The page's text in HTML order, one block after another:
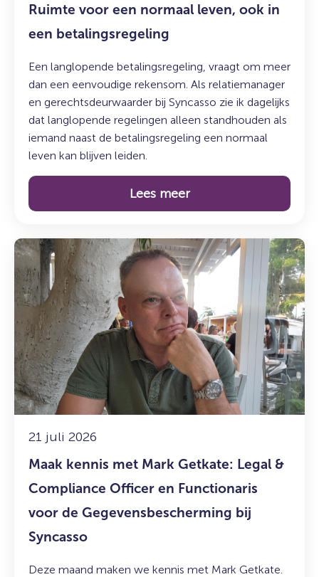
Ruimte voor een normaal leven, ook in
een betalingsregeling
Een langlopende betalingsregeling, vraagt om meer
dan een eenvoudige rekensom. Als relatiemanager
en gerechtsdeurwaarder bij Syncasso zie ik dagelijks
dat langlopende regelingen alleen standhouden als
iemand naast de betalingsregeling een normaal
leven kan blijven leiden.
Lees meer
21 juli 2026
Maak kennis met Mark Getkate: Legal &
Compliance Officer en Functionaris
voor de Gegevensbescherming bij
Syncasso
Deze maand maken we kennis met Mark Getkate.
Lees
meer
over:
Maak
kennis
met
Mark
Getkate:
Legal
&
Compliance
Officer
Functionaris
voor
Gegevensbescherming